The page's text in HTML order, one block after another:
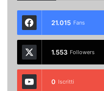
21.015 Fans
1.553 Followers
0 Iscritti